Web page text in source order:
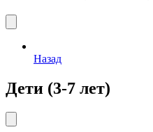
Назад
Дети (3-7 лет)